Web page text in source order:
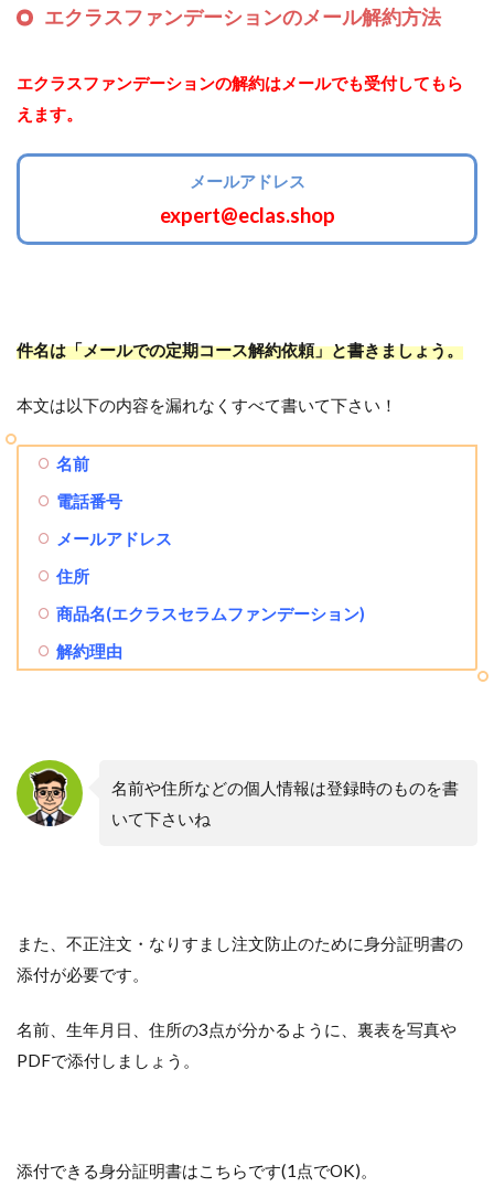
エクラスファンデーションのメール解約方法
エクラスファンデーションの解約はメールでも受付してもら
えます。
メールアドレス
expert@eclas.shop
件名は「メールでの定期コース解約依頼」と書きましょう。
本文は以下の内容を漏れなくすべて書いて下さい！
名前
電話番号
メールアドレス
住所
商品名(エクラスセラムファンデーション)
解約理由
名前や住所などの個人情報は登録時のものを書
いて下さいね
また、不正注文・なりすまし注文防止のために身分証明書の
添付が必要です。
名前、生年月日、住所の3点が分かるように、裏表を写真や
PDFで添付しましょう。
添付できる身分証明書はこちらです(1点でOK)。